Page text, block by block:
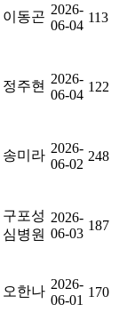
이동곤 2026-
06-04
113
정주현 2026-
06-04
122
송미라 2026-
06-02
248
구포성
심병원
2026-
06-03
187
오한나 2026-
06-01
170